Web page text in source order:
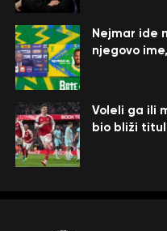
Nejmar ide
njegovo
Voleli ga ili
bio bliži